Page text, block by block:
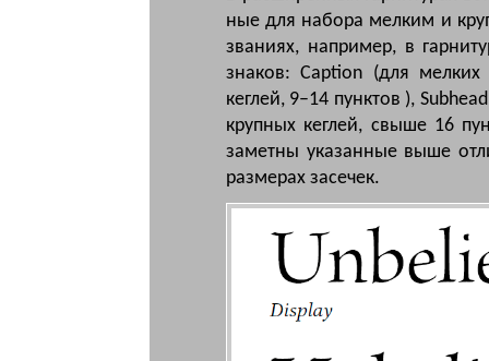
ные для на­бо­ра мел­ким и
зва­ни­ях, на­при­мер, в
знаков: Caption (для мелких
кеглей, 9–14 пунктов ),
крупных кеглей, свыше 16
заметны указанные выше
размерах засечек.